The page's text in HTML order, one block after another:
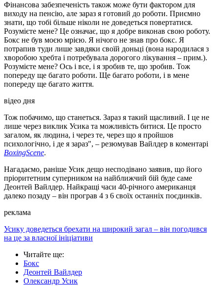
Фінансова забезпеченість також може бути фактором для
виходу на пенсію, але зараз я готовий до роботи. Приємно
знати, що тобі більше ніколи не доведеться повертатися.
Розумієте мене? Це означає, що я добре виконав свою роботу.
Бокс не був моєю мрією. Я нічого не знав про бокс. Я
потрапив туди лише завдяки своїй доньці (вона народилася з
хворобою хребта і потребувала дорогого лікування – прим.).
Розумієте мене? Ось і все, і я зробив те, що зробив. Тож
попереду ще багато роботи. Ще багато роботи, і в мене
попереду ще багато життя.
відео дня
Тож побачимо, що станеться. Зараз я такий щасливий. І це не
лише через виклик Усика та можливість битися. Це просто
загалом, як людина, і через те, через що я пройшов
психологічно, і де я зараз", – резюмував Вайлдер в коментарі
BoxingScene.
Нагадаємо, раніше Усик дещо несподівано заявив, що його
пріоритетним суперником на найближчий бій буде саме
Деонтей Вайлдер. Найкращі часи 40-річного американця
далеко позаду – він програв 4 з 6 своїх останніх поєдинків.
реклама
Усику доведеться брехати на широкий загал – він погодився
на це за власної ініціативи
Читайте ще:
Бокс
Деонтей Вайлдер
Олександр Усик